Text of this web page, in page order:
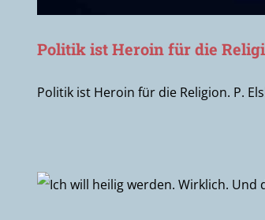
Politik ist Heroin für die
Politik ist Heroin für die Religion. P.